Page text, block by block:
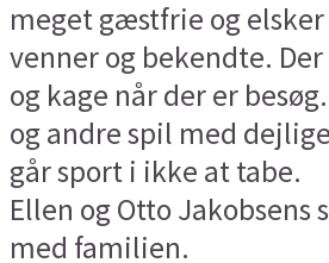
meget gæstfrie og elsker
venner og bekendte.
og kage når der er
og andre spil med
går sport i ikke at tabe.
Ellen og Otto Jakobsens
med familien.